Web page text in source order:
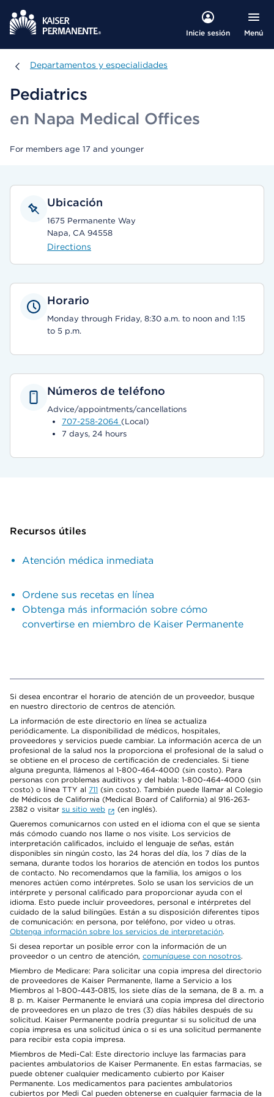
Inicie sesión Menú
Departamentos y especialidades
Departamentos y especialidades
Pediatrics
en Napa Medical Offices
For members age 17 and younger
Ubicación
1675 Permanente Way
Napa, CA 94558
Directions
Horario
Monday through Friday, 8:30 a.m. to noon and 1:15
to 5 p.m.
Números de teléfono
Advice/appointments/cancellations
707-258-2064 (Local)
7 days, 24 hours
Recursos útiles
Atención médica inmediata
Ordene sus recetas en línea
Obtenga más información sobre cómo
convertirse en miembro de Kaiser Permanente
Si desea encontrar el horario de atención de un proveedor, busque
en nuestro directorio de centros de atención.
La información de este directorio en línea se actualiza
periódicamente. La disponibilidad de médicos, hospitales,
proveedores y servicios puede cambiar. La información acerca de un
profesional de la salud nos la proporciona el profesional de la salud o
se obtiene en el proceso de certificación de credenciales. Si tiene
alguna pregunta, llámenos al 1-800-464-4000 (sin costo). Para
personas con problemas auditivos y del habla: 1-800-464-4000 (sin
costo) o línea TTY al 711 (sin costo). También puede llamar al Colegio
de Médicos de California (Medical Board of California) al 916-263-
2382 o visitar su sitio web
(en inglés).
Queremos comunicarnos con usted en el idioma con el que se sienta
más cómodo cuando nos llame o nos visite. Los servicios de
interpretación calificados, incluido el lenguaje de señas, están
disponibles sin ningún costo, las 24 horas del día, los 7 días de la
semana, durante todos los horarios de atención en todos los puntos
de contacto. No recomendamos que la familia, los amigos o los
menores actúen como intérpretes. Solo se usan los servicios de un
intérprete y personal calificado para proporcionar ayuda con el
idioma. Esto puede incluir proveedores, personal e intérpretes del
cuidado de la salud bilingües. Están a su disposición diferentes tipos
de comunicación: en persona, por teléfono, por video u otras.
Obtenga información sobre los servicios de interpretación.
Si desea reportar un posible error con la información de un
proveedor o un centro de atención, comuníquese con nosotros.
Miembro de Medicare: Para solicitar una copia impresa del directorio
de proveedores de Kaiser Permanente, llame a Servicio a los
Miembros al 1-800-443-0815, los siete días de la semana, de 8 a. m. a
8 p. m. Kaiser Permanente le enviará una copia impresa del directorio
de proveedores en un plazo de tres (3) días hábiles después de su
solicitud. Kaiser Permanente podría preguntar si su solicitud de una
copia impresa es una solicitud única o si es una solicitud permanente
para recibir esta copia impresa.
Miembros de Medi-Cal: Este directorio incluye las farmacias para
pacientes ambulatorios de Kaiser Permanente. En estas farmacias, se
puede obtener cualquier medicamento cubierto por Kaiser
Permanente. Los medicamentos para pacientes ambulatorios
cubiertos por Medi Cal pueden obtenerse en cualquier farmacia de la